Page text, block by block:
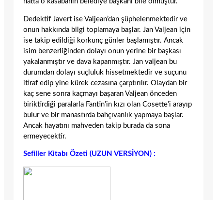
Dedektif Javert ise Valjean’dan şüphelenmektedir ve
onun hakkında bilgi toplamaya başlar. Jan Valjean için
ise takip edildiği korkunç günler başlamıştır. Ancak
isim benzerliğinden dolayı onun yerine bir başkası
yakalanmıştır ve dava kapanmıştır. Jan valjean bu
durumdan dolayı suçluluk hissetmektedir ve suçunu
itiraf edip yine kürek cezasına çarptırılır. Olaydan bir
kaç sene sonra kaçmayı başaran Valjean önceden
biriktirdiği paralarla Fantin’in kızı olan Cosette’i arayıp
bulur ve bir manastırda bahçıvanlık yapmaya başlar.
Ancak hayatını mahveden takip burada da sona
ermeyecektir.
Sefiller Kitabı Özeti (UZUN VERSİYON) :